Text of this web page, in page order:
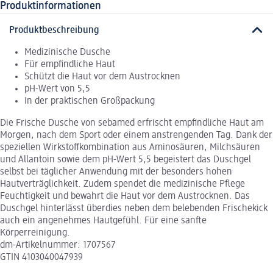
Produktinformationen
Produktbeschreibung
Medizinische Dusche
Für empfindliche Haut
Schützt die Haut vor dem Austrocknen
pH-Wert von 5,5
In der praktischen Großpackung
Die Frische Dusche von sebamed erfrischt empfindliche Haut am
Morgen, nach dem Sport oder einem anstrengenden Tag. Dank der
speziellen Wirkstoffkombination aus Aminosäuren, Milchsäuren
und Allantoin sowie dem pH-Wert 5,5 begeistert das Duschgel
selbst bei täglicher Anwendung mit der besonders hohen
Hautverträglichkeit. Zudem spendet die medizinische Pflege
Feuchtigkeit und bewahrt die Haut vor dem Austrocknen. Das
Duschgel hinterlässt überdies neben dem belebenden Frischekick
auch ein angenehmes Hautgefühl. Für eine sanfte
Körperreinigung.
dm-Artikelnummer: 1707567
GTIN 4103040047939